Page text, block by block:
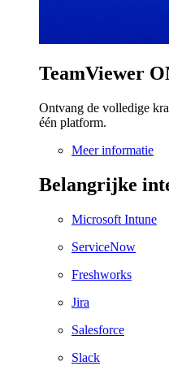
TeamViewer
Ontvang de volledige
één platform.
Meer informatie
Belangrijke
Microsoft Intune
ServiceNow
Freshworks
Jira
Salesforce
Slack